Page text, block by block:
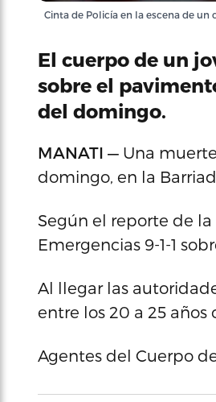
Cinta de Policía en la escena de un
El cuerpo de un
sobre el
del domingo.
MANATI — Una
domingo, en la
Según el reporte de
Emergencias 9-1-1
Al llegar las
entre los 20 a 25 años
Agentes del Cuerpo